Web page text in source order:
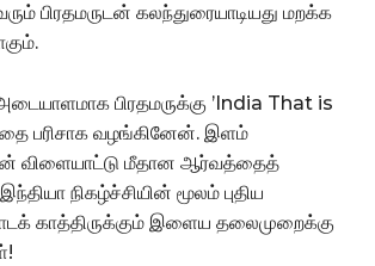
பிரதமருடன் கலந்துரையாடியது மறக்க
பிரதமருக்கு ’India That is
பரிசாக வழங்கினேன். இளம்
விளையாட்டு மீதான ஆர்வத்தைத்
நிகழ்ச்சியின் மூலம் புதிய
காத்திருக்கும் இளைய தலைமுறைக்கு